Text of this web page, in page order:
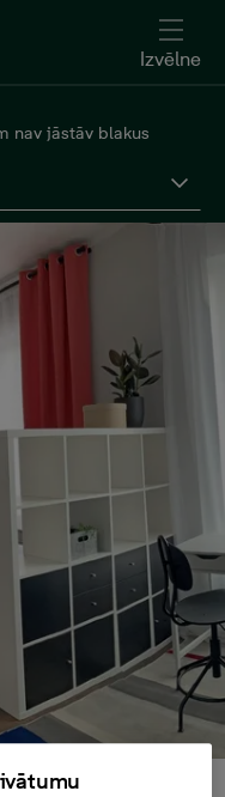
Izvēlne
nav jāstāv blakus